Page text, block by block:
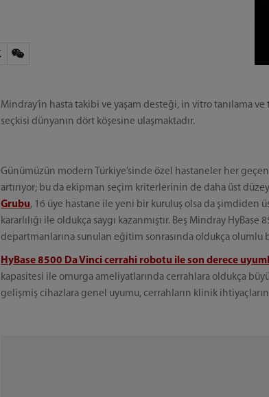
Mindray’in hasta takibi ve yaşam desteği, in vitro tanılama
seçkisi dünyanın dört köşesine ulaşmaktadır.
Günümüzün modern Türkiye’sinde özel hastaneler her
artırıyor; bu da ekipman seçim kriterlerinin de daha üst
Grubu, 16 üye hastane ile yeni bir kuruluş olsa da şimdiden
kararlılığı ile oldukça saygı kazanmıştır. Beş Mindray
departmanlarına sunulan eğitim sonrasında oldukça olumlu
HyBase 8500 Da Vinci cerrahi robotu ile son derece
kapasitesi ile omurga ameliyatlarında cerrahlara oldukça
gelişmiş cihazlara genel uyumu, cerrahların klinik